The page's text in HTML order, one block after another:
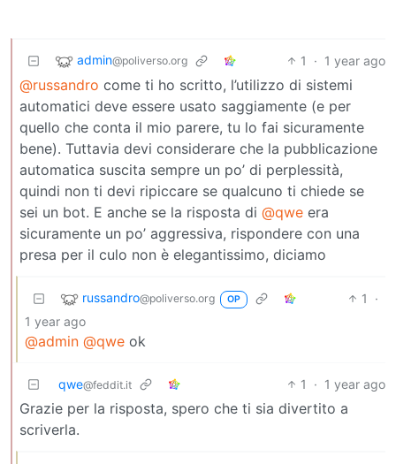
admin@poliverso.org 1 · 1 year ago
@russandro come ti ho scritto, l’utilizzo di sistemi
automatici deve essere usato saggiamente (e per
quello che conta il mio parere, tu lo fai sicuramente
bene). Tuttavia devi considerare che la pubblicazione
automatica suscita sempre un po’ di perplessità,
quindi non ti devi ripiccare se qualcuno ti chiede se
sei un bot. E anche se la risposta di @qwe era
sicuramente un po’ aggressiva, rispondere con una
presa per il culo non è elegantissimo, diciamo
russandro@poliverso.org OP 1
·
1 year ago
@admin @qwe ok
qwe@feddit.it 1 · 1 year ago
Grazie per la risposta, spero che ti sia divertito a
scriverla.